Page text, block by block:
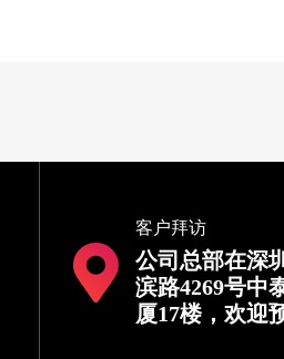
客户拜访
公司总部在深
滨路4269号中
厦17楼，欢迎